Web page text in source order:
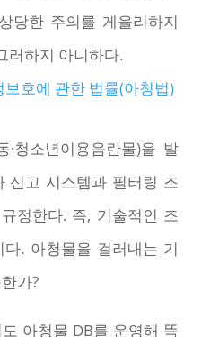
당한 주의를 게을리하지
러하지 아니하다.
보호에 관한 법률(아청법)
·청소년이용음란물)을 발
신고 시스템과 필터링 조
정한다. 즉, 기술적인 조
. 아청물을 걸러내는 기
가?
아청물 DB를 운영해 똑